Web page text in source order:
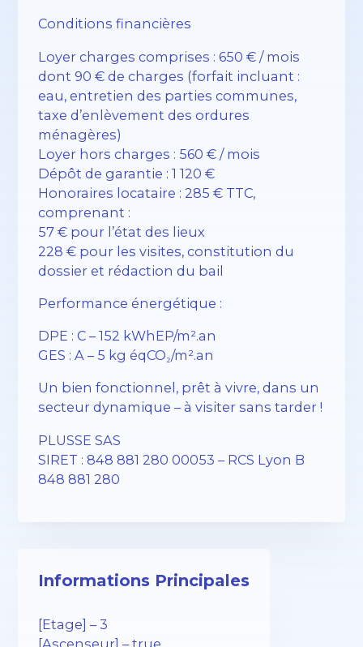
Conditions financières
Loyer charges comprises : 650 € / mois
dont 90 € de charges (forfait incluant :
eau, entretien des parties communes,
taxe d’enlèvement des ordures
ménagères)
Loyer hors charges : 560 € / mois
Dépôt de garantie : 1 120 €
Honoraires locataire : 285 € TTC,
comprenant :
57 € pour l’état des lieux
228 € pour les visites, constitution du
dossier et rédaction du bail
Performance énergétique :
DPE : C – 152 kWhEP/m².an
GES : A – 5 kg éqCO₂/m².an
Un bien fonctionnel, prêt à vivre, dans un
secteur dynamique – à visiter sans tarder !
PLUSSE SAS
SIRET : 848 881 280 00053 – RCS Lyon B
848 881 280
Informations Principales
[Etage] – 3